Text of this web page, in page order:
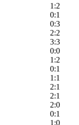
1:2
0:1
0:3
2:2
3:3
0:0
1:2
0:1
1:1
2:1
2:1
2:0
0:1
1:0